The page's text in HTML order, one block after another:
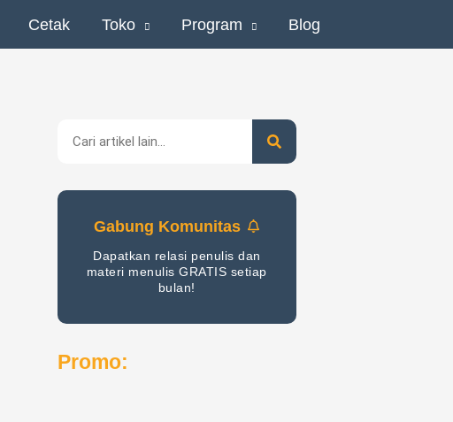
Cetak Toko Program Blog
Gabung Komunitas
Dapatkan relasi penulis dan
materi menulis GRATIS setiap
bulan!
Promo: